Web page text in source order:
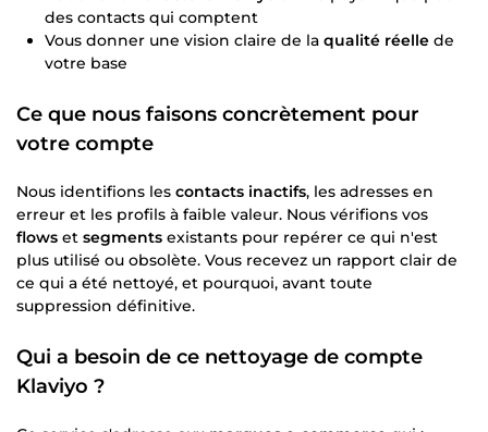
des contacts qui comptent
Vous donner une vision claire de la qualité réelle de
votre base
Ce que nous faisons concrètement pour
votre compte
Nous identifions les contacts inactifs, les adresses en
erreur et les profils à faible valeur. Nous vérifions vos
flows et segments existants pour repérer ce qui n'est
plus utilisé ou obsolète. Vous recevez un rapport clair de
ce qui a été nettoyé, et pourquoi, avant toute
suppression définitive.
Qui a besoin de ce nettoyage de compte
Klaviyo ?